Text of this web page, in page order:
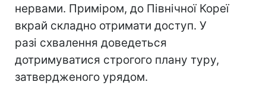
нервами. Приміром, до Північної Кореї
вкрай складно отримати доступ. У
разі схвалення доведеться
дотримуватися строгого плану туру,
затвердженого урядом.